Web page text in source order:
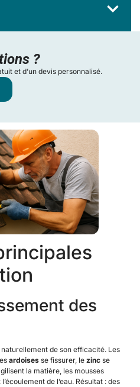
des
de son efficacité. Les
ardoises se fissurer, le zinc se
la matière, les mousses
de l’eau. Résultat : des
?
et d’un devis personnalisé.